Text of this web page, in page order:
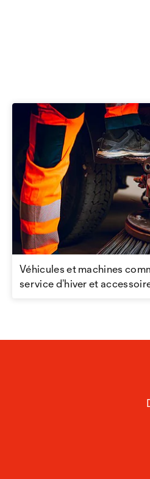
Véhicules et machines
service d’hiver et